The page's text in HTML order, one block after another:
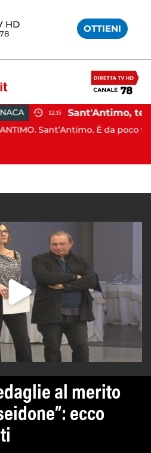
HD OTTIENI
12:15
È da poco trascorso il
al merito
ecco